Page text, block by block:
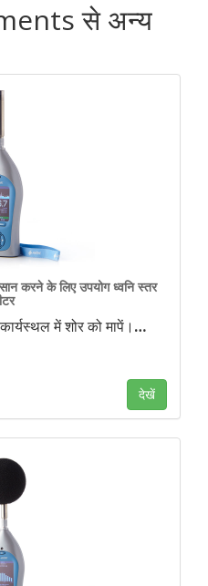
से अन्य
करने के लिए उपयोग ध्वनि स्तर
में शोर को मापें। …
देखें